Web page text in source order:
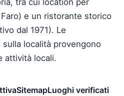
tra cui location per
e un ristorante storico
dal 1971). Le
località provengono
attività locali.
SitemapLuoghi verificati